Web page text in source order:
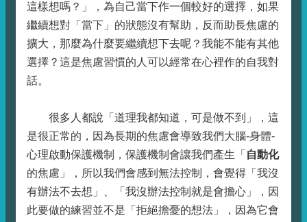
這樣想嗎？」，為自己當下作一個較好的選擇，如果
繼續想對「當下」的狀態沒有幫助，反而助長焦慮的
擴大，那麼為什麼要繼續想下去呢？我能不能有其他
選擇？這是焦慮習慣的人可以經常在心裡作的自我對
話。
很多人都說「道理我都知道，可是做不到」，這
是很正常的，因為長期的焦慮會導致我們大腦-身體-
心理啟動保護機制，保護機制會讓我們產生「 自動化
的焦慮」，所以我們會感到無法控制，會覺得「我沒
有辦法不去想」、「我沒辦法控制就是會擔心」，因
此要做的練習並不是「拒絕擔憂的想法」，因為它會